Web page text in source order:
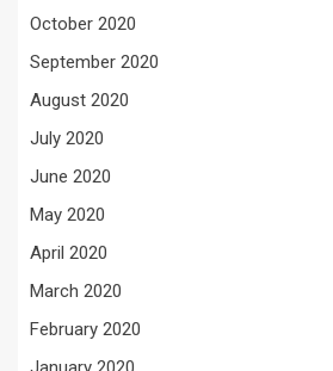
October 2020
September 2020
August 2020
July 2020
June 2020
May 2020
April 2020
March 2020
February 2020